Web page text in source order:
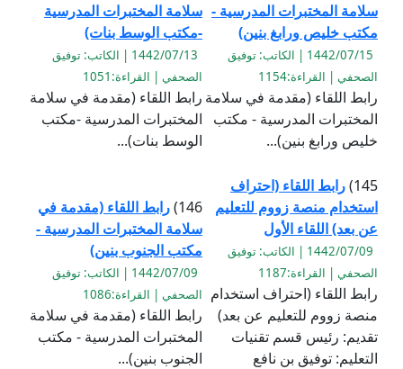
سلامة المختبرات المدرسية -
مكتب خليص ورابغ بنين)
1442/07/15 | الكاتب: توفيق
الصحفي | القراءة:1154
رابط اللقاء (مقدمة في سلامة
المختبرات المدرسية - مكتب
خليص ورابغ بنين)...
سلامة المختبرات المدرسية
-مكتب الوسط بنات)
1442/07/13 | الكاتب: توفيق
الصحفي | القراءة:1051
رابط اللقاء (مقدمة في سلامة
المختبرات المدرسية -مكتب
الوسط بنات)...
145) رابط اللقاء (احتراف
استخدام منصة زووم للتعليم
عن بعد) اللقاء الأول
1442/07/09 | الكاتب: توفيق
الصحفي | القراءة:1187
رابط اللقاء (احتراف استخدام
منصة زووم للتعليم عن بعد)
تقديم: رئيس قسم تقنيات
التعليم: توفيق بن نافع
146) رابط اللقاء (مقدمة في
سلامة المختبرات المدرسية -
مكتب الجنوب بنين)
1442/07/09 | الكاتب: توفيق
الصحفي | القراءة:1086
رابط اللقاء (مقدمة في سلامة
المختبرات المدرسية - مكتب
الجنوب بنين)...